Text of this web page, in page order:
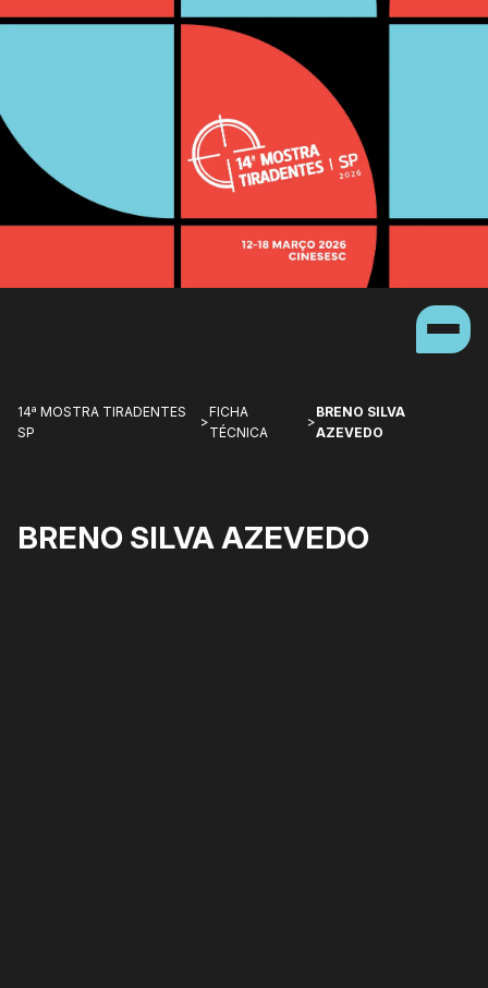
14ª MOSTRA TIRADENTES
SP
>
FICHA
TÉCNICA
>
BRENO SILVA
AZEVEDO
BRENO SILVA AZEVEDO